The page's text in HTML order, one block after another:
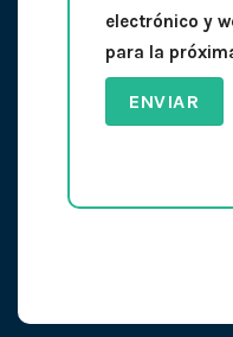
electrónico y
para la